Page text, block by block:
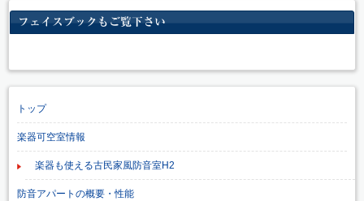
フェイスブックもご覧下さい
トップ
楽器可空室情報
楽器も使える古民家風防音室H2
防音アパートの概要・性能